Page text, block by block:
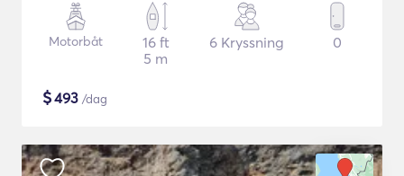
Motorbåt
16 ft
5 m
6 Kryssning 0
$493 /dag